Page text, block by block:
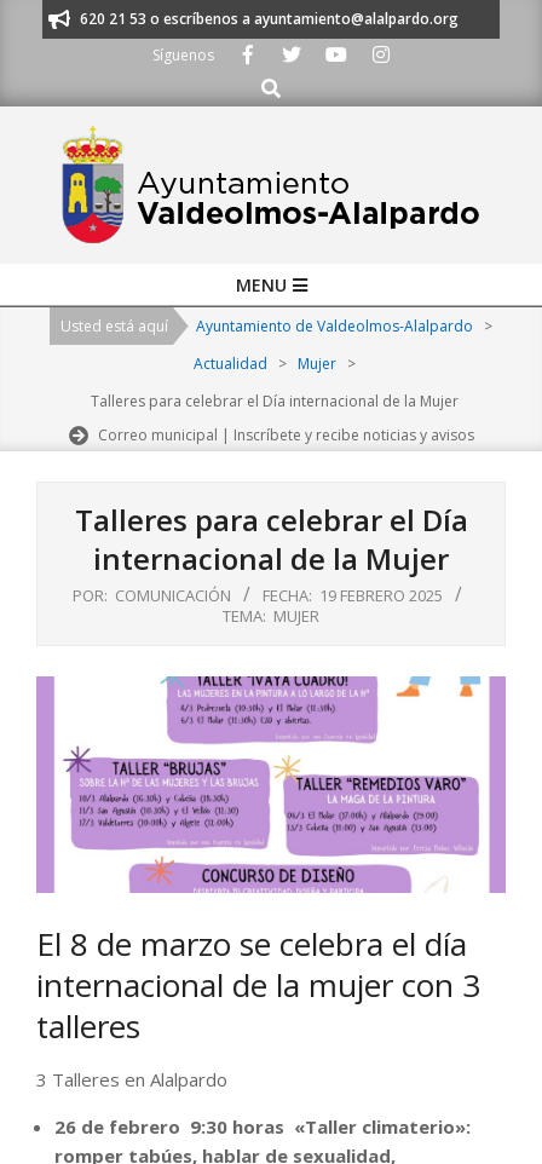
al 91 620 21 53 o escríbenos a ayuntamiento@alalpardo.org
Síguenos
Buscar
Navigation
MENU
Usted está aquí Ayuntamiento de Valdeolmos-Alalpardo
>
Actualidad
> Mujer >
Talleres para celebrar el Día internacional de la Mujer
Correo municipal | Inscríbete y recibe noticias y avisos
Talleres para celebrar el Día
internacional de la Mujer
POR: COMUNICACIÓN FECHA: 19 FEBRERO 2025
TEMA: MUJER
El 8 de marzo se celebra el día
internacional de la mujer con 3
talleres
3 Talleres en Alalpardo
26 de febrero 9:30 horas «Taller climaterio»:
romper tabúes, hablar de sexualidad,